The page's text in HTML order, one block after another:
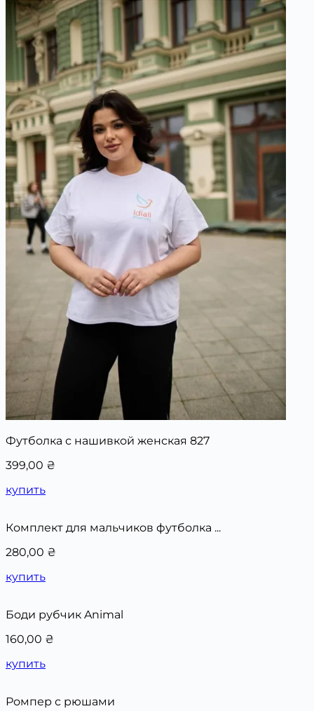
Футболка с нашивкой женская 827
399,00 ₴
купить
Комплект для мальчиков футболка ...
280,00 ₴
купить
Боди рубчик Animal
160,00 ₴
купить
Ромпер с рюшами